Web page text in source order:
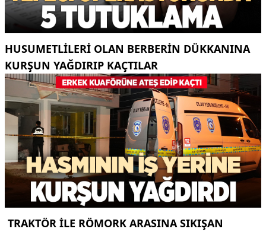
HUSUMETLILERI OLAN BERBERIN DÜKKANINA
KURŞUN YAĞDIRIP KAÇTILAR
TRAKTÖR ILE RÖMORK ARASINA SIKIŞAN